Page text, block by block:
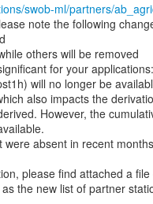
swob-ml/partners/
note the following
others will be removed
for your
will no longer be
also impacts the
However, the
absent in recent
please find attached a
the new list of partner